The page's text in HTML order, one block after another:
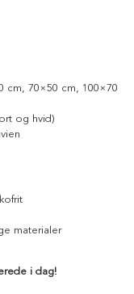
cm, 70×50 cm, 100×70
og hvid)
materialer
i dag!